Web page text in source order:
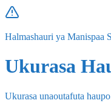
Halmashauri ya Manispaa
Ukurasa
Ukurasa unaoutafuta